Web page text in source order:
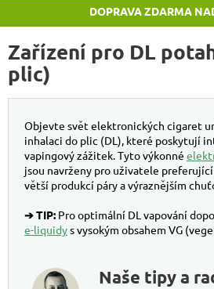
DOPRAVA ZDARMA
Zařízení pro DL
plic)
Objevte svět elektronických cigaret
inhalaci do plic (DL), které poskytují
vapingový zážitek. Tyto výkonné
jsou navrženy pro uživatele
větší produkcí páry a výraznějším
➔ TIP: Pro optimální DL vapování
e-liquidys vysokým obsahem VG
Naše tipy a